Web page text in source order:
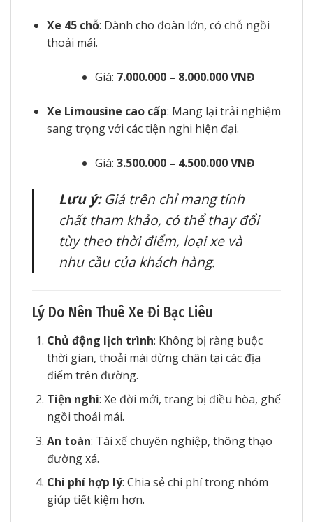
Xe 45 chỗ: Dành cho đoàn lớn, có chỗ ngồi
thoải mái.
Giá: 7.000.000 – 8.000.000 VNĐ
Xe Limousine cao cấp: Mang lại trải nghiệm
sang trọng với các tiện nghi hiện đại.
Giá: 3.500.000 – 4.500.000 VNĐ
Lưu ý:Giá trên chỉ mang tính
chất tham khảo, có thể thay đổi
tùy theo thời điểm, loại xe và
nhu cầu của khách hàng.
Lý Do Nên Thuê Xe Đi Bạc Liêu
Chủ động lịch trình: Không bị ràng buộc
thời gian, thoải mái dừng chân tại các địa
điểm trên đường.
Tiện nghi: Xe đời mới, trang bị điều hòa, ghế
ngồi thoải mái.
An toàn: Tài xế chuyên nghiệp, thông thạo
đường xá.
Chi phí hợp lý: Chia sẻ chi phí trong nhóm
giúp tiết kiệm hơn.